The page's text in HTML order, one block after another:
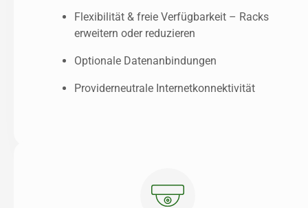
Flexibilität & freie Verfügbarkeit – Racks
erweitern oder reduzieren
Optionale Datenanbindungen
Providerneutrale Internetkonnektivität